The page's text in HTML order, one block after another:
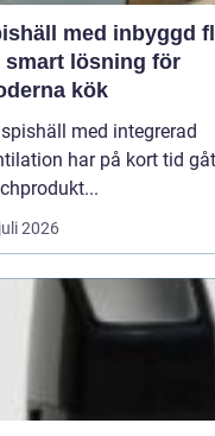
med inbyggd
smart lösning för
kök
spishäll med integrerad
har på kort tid
2026